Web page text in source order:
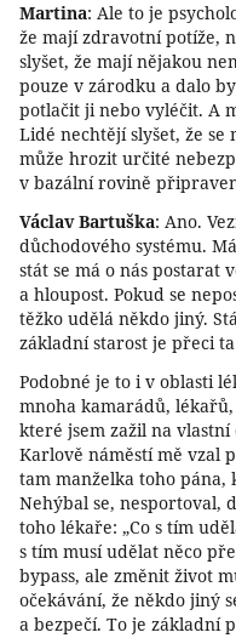
Martina: Ale to je
že mají zdravotní potíže,
slyšet, že mají nějakou
pouze v zárodku a dalo
potlačit ji nebo vyléčit. A
Lidé nechtějí slyšet, že se
může hrozit určité
v bazální rovině
Václav Bartuška: Ano.
důchodového systému.
stát se má o nás postarat
a hloupost. Pokud se
těžko udělá někdo jiný.
základní starost je přeci ta
Podobné je to i v oblasti
mnoha kamarádů,
které jsem zažil na
Karlově náměstí mě vzal
tam manželka toho
Nehýbal se, nesportoval,
toho lékaře: „Co s tím
s tím musí udělat něco
bypass, ale změnit život
očekávání, že někdo jiný
a bezpečí. To je základní